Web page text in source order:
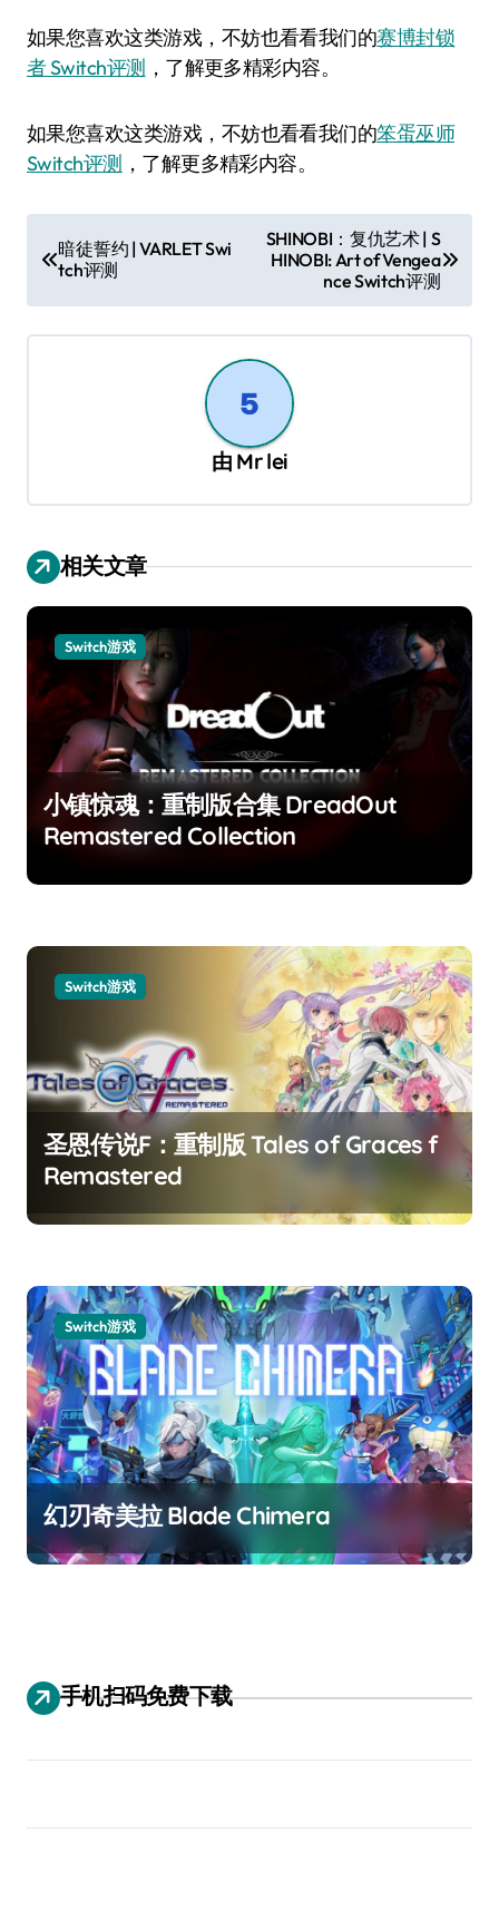
如果您喜欢这类游戏，不妨也看看我们的赛博封锁
者 Switch评测 ，了解更多精彩内容。
如果您喜欢这类游戏，不妨也看看我们的笨蛋巫师
Switch评测 ，了解更多精彩内容。
章
导
航
暗徒誓约 | VARLET Swi
tch评测
SHINOBI：复仇艺术 | S
HINOBI: Art of Vengea
nce Switch评测
由 Mr lei
相关文章
Switch游戏
小镇惊魂：重制版合集 DreadOut
Remastered Collection
Switch游戏
圣恩传说F：重制版 Tales of Graces f
Remastered
Switch游戏
幻刃奇美拉 Blade Chimera
手机扫码免费下载